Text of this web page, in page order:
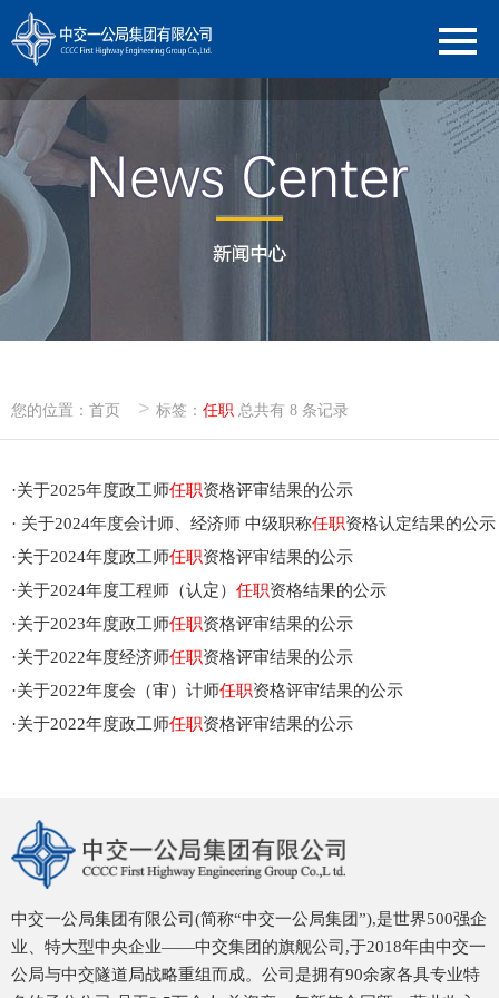
您的位置： 首页 > 标签： 任职 总共有 8 条记录
·关于2025年度政工师任职资格评审结果的公示
· 关于2024年度会计师、经济师 中级职称任职资格认定结果的公示
·关于2024年度政工师任职资格评审结果的公示
·关于2024年度工程师（认定） 任职资格结果的公示
·关于2023年度政工师任职资格评审结果的公示
·关于2022年度经济师任职资格评审结果的公示
·关于2022年度会（审）计师任职资格评审结果的公示
·关于2022年度政工师任职资格评审结果的公示
中交一公局集团有限公司(简称“中交一公局集团”),是世界500强企
业、特大型中央企业——中交集团的旗舰公司,于2018年由中交一
公局与中交隧道局战略重组而成。公司是拥有90余家各具专业特